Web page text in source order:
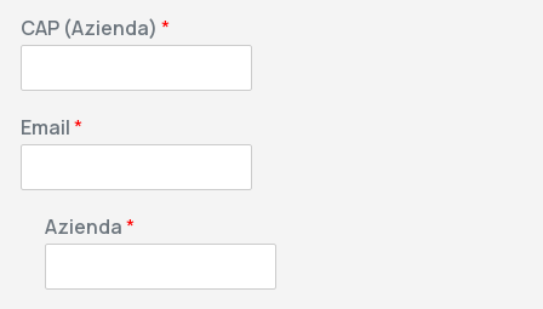
CAP (Azienda) *
Email*
Azienda*